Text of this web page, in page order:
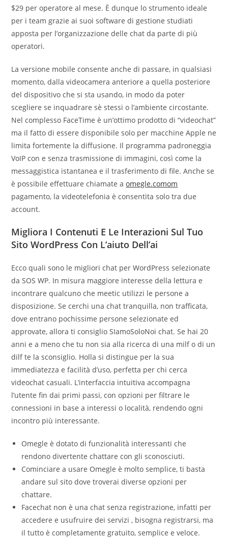
$29 per operatore al mese. È dunque lo strumento ideale
per i team grazie ai suoi software di gestione studiati
apposta per l’organizzazione delle chat da parte di più
operatori.
La versione mobile consente anche di passare, in qualsiasi
momento, dalla videocamera anteriore a quella posteriore
del dispositivo che si sta usando, in modo da poter
scegliere se inquadrare sè stessi o l’ambiente circostante.
Nel complesso FaceTime è un’ottimo prodotto di “videochat”
ma il fatto di essere disponibile solo per macchine Apple ne
limita fortemente la diffusione. Il programma padroneggia
VoIP con e senza trasmissione di immagini, così come la
messaggistica istantanea e il trasferimento di file. Anche se
è possibile effettuare chiamate aomegle.comom
pagamento, la videotelefonia è consentita solo tra due
account.
Migliora I Contenuti E Le Interazioni Sul Tuo
Sito WordPress Con L’aiuto Dell’ai
Ecco quali sono le migliori chat per WordPress selezionate
da SOS WP. In misura maggiore interesse della lettura e
incontrare qualcuno che meetic utilizzi le persone a
disposizione. Se cerchi una chat tranquilla, non trafficata,
dove entrano pochissime persone selezionate ed
approvate, allora ti consiglio SIamoSoloNoi chat. Se hai 20
anni e a meno che tu non sia alla ricerca di una milf o di un
dilf te la sconsiglio. Holla si distingue per la sua
immediatezza e facilità d’uso, perfetta per chi cerca
videochat casuali. L’interfaccia intuitiva accompagna
l’utente fin dai primi passi, con opzioni per filtrare le
connessioni in base a interessi o località, rendendo ogni
incontro più interessante.
Omegle è dotato di funzionalità interessanti che
rendono divertente chattare con gli sconosciuti.
Cominciare a usare Omegle è molto semplice, ti basta
andare sul sito dove troverai diverse opzioni per
chattare.
Facechat non è una chat senza registrazione, infatti per
accedere e usufruire dei servizi , bisogna registrarsi, ma
il tutto è completamente gratuito, semplice e veloce.